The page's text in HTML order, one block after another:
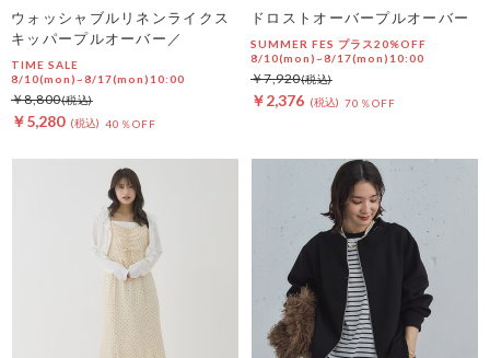
ウォッシャブルリネンライクス
キッパープルオーバー／
TIME SALE
8/10(mon)~8/17(mon)10:00
￥5,280 40％OFF
￥8,800
ドロストオーバープルオーバー
SUMMER FES プラス20%OFF
8/10(mon)~8/17(mon)10:00
￥2,376 70％OFF
￥7,920